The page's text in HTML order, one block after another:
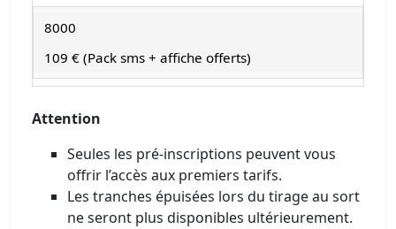
8000
109 € (Pack sms + affiche offerts)
Attention
Seules les pré-inscriptions peuvent vous
offrir l’accès aux premiers tarifs.
Les tranches épuisées lors du tirage au sort
ne seront plus disponibles ultérieurement.